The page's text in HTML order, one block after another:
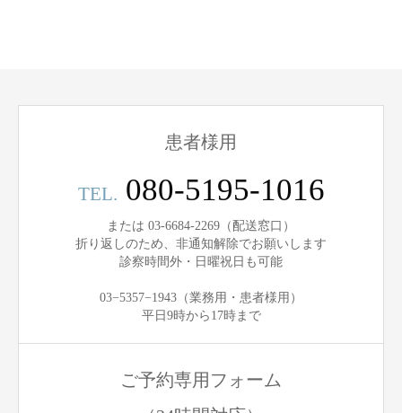
患者様用
TEL. 080-5195-1016
または 03-6684-2269（配送窓口）
折り返しのため、非通知解除でお願いします
診察時間外・日曜祝日も可能
03−5357−1943（業務用・患者様用）
平日9時から17時まで
ご予約専用フォーム